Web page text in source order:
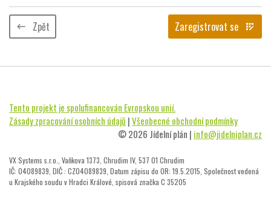
keyboard_backspace Zpět Zaregistrovat se app_registration
Tento projekt je spolufinancován Evropskou unií.
Zásady zpracování osobních údajů |Všeobecné obchodní podmínky
© 2026 Jídelní plán | info@jidelniplan.cz
VX Systems s.r.o., Vaňkova 1373, Chrudim IV, 537 01 Chrudim
IČ: 04089839, DIČ : CZ04089839, Datum zápisu do OR: 19.5.2015, Společnost vedená
u Krajského soudu v Hradci Králové, spisová značka C 35205